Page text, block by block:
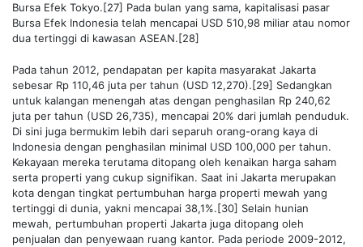
Bursa Efek Tokyo.[27] Pada bulan yang sama, kapitalisasi pasar
Bursa Efek Indonesia telah mencapai USD 510,98 miliar atau nomor
dua tertinggi di kawasan ASEAN.[28]
Pada tahun 2012, pendapatan per kapita masyarakat Jakarta
sebesar Rp 110,46 juta per tahun (USD 12,270).[29] Sedangkan
untuk kalangan menengah atas dengan penghasilan Rp 240,62
juta per tahun (USD 26,735), mencapai 20% dari jumlah penduduk.
Di sini juga bermukim lebih dari separuh orang-orang kaya di
Indonesia dengan penghasilan minimal USD 100,000 per tahun.
Kekayaan mereka terutama ditopang oleh kenaikan harga saham
serta properti yang cukup signifikan. Saat ini Jakarta merupakan
kota dengan tingkat pertumbuhan harga properti mewah yang
tertinggi di dunia, yakni mencapai 38,1%.[30] Selain hunian
mewah, pertumbuhan properti Jakarta juga ditopang oleh
penjualan dan penyewaan ruang kantor. Pada periode 2009-2012,